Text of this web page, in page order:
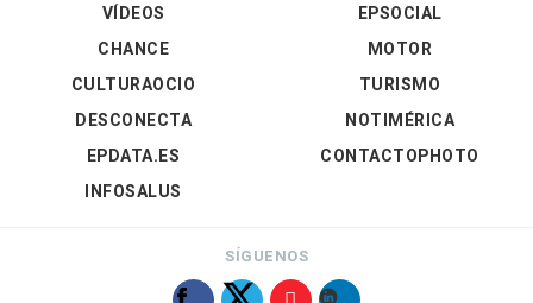
VÍDEOS
EPSOCIAL
CHANCE
CULTURAOCIO
DESCONECTA
EPDATA.ES
INFOSALUS
MOTOR
TURISMO
NOTIMÉRICA
CONTACTOPHOTO
SÍGUENOS